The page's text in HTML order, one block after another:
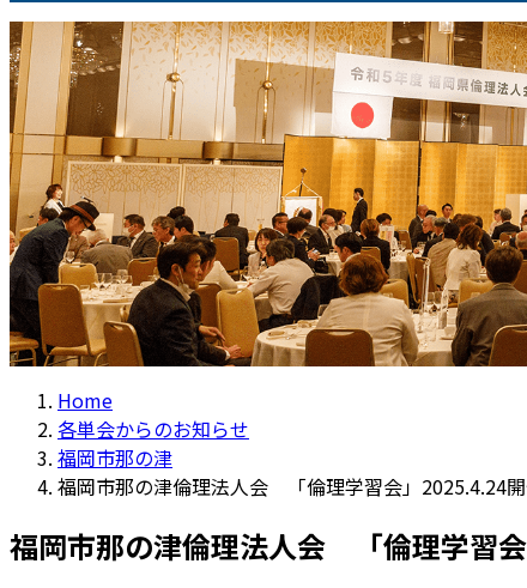
Home
各単会からのお知らせ
福岡市那の津
福岡市那の津倫理法人会 「倫理学習会」2025.4.24
福岡市那の津倫理法人会 「倫理学習